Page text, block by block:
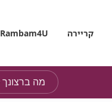
קריירה Rambam4U
בחירת
שים
לב,
בבחירת
מה
ברצונך
לחפש?